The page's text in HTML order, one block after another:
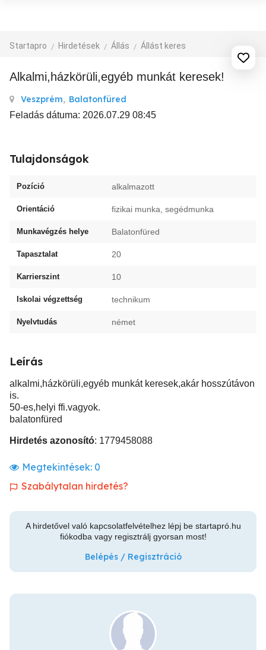
Startapro Hirdetések Állás Állást keres
alkalmi,házkörüli,egyéb munkát keresek!
Veszprém, Balatonfüred
Feladás dátuma: 2026.07.29 08:45
Tulajdonságok
Pozíció alkalmazott
Orientáció fizikai munka, segédmunka
Munkavégzés helye Balatonfüred
Tapasztalat 20
Karrierszint 10
Iskolai végzettség technikum
Nyelvtudás német
Leírás
alkalmi,házkörüli,egyéb munkát keresek,akár hosszútávon
is.
50-es,helyi ffi.vagyok.
balatonfüred
Hirdetés azonosító: 1779458088
Megtekintések: 0
Szabálytalan hirdetés?
A hirdetővel való kapcsolatfelvételhez lépj be startapró.hu
fiókodba vagy regisztrálj gyorsan most!
Belépés / Regisztráció